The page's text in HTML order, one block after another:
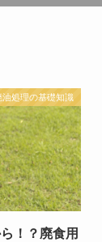
油処理の基礎知識
！？廃食用